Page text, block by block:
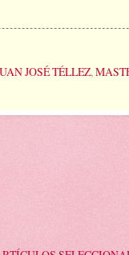
JOSÉ TÉLLEZ,